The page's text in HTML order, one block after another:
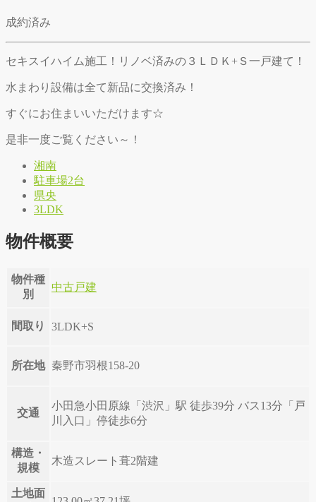
成約済み
セキスイハイム施工！リノベ済みの３ＬＤＫ+Ｓ一戸建て！
水まわり設備は全て新品に交換済み！
すぐにお住まいいただけます☆
是非一度ご覧ください～！
湘南
駐車場2台
県央
3LDK
物件概要
物件種
別
中古戸建
間取り 3LDK+S
所在地 秦野市羽根158-20
交通
小田急小田原線「渋沢」駅 徒歩39分 バス13分「戸
川入口」停徒歩6分
構造・
規模
木造スレート葺2階建
土地面